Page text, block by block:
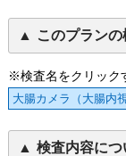
このプランの
※検査名をクリック
大腸カメラ（大腸内視
検査内容につ